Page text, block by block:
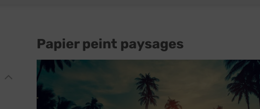
Papier peint paysages